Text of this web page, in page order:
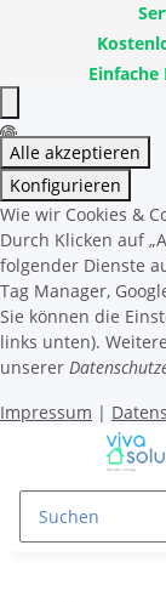
Einfache
Alle akzeptieren
Konfigurieren
Wie wir Cookies &
Durch Klicken auf
folgender Dienste
Tag Manager,
Sie können die
links unten).
unserer
Impressum |